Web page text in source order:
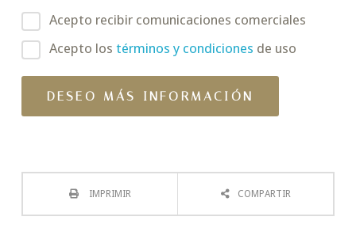
Acepto recibir comunicaciones comerciales
Acepto los términos y condiciones de uso
IMPRIMIR COMPARTIR